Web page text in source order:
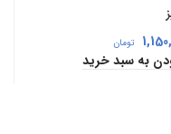
تومان
به سبد خرید